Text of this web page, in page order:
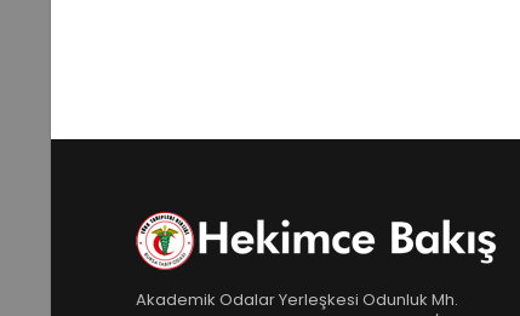
Akademik Odalar Yerleşkesi Odunluk Mh.